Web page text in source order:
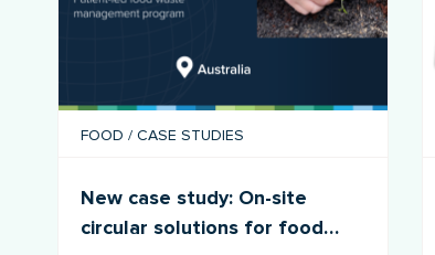
FOOD / CASE STUDIES
New case study: On-site
circular solutions for food